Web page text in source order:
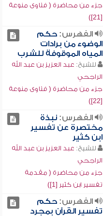
جزء من محاضرة ( فتاوى منوعة
[21])
الفهرس:حكم
الوضوء من برادات
المياه الموقوفة للشرب
للشيخ: عبد العزيز بن عبد الله
الراجحي
جزء من محاضرة ( فتاوى منوعة
[22])
الفهرس:نبذة
مختصرة عن تفسير
ابن كثير
للشيخ: عبد العزيز بن عبد الله
الراجحي
جزء من محاضرة ( مقدمة
تفسير ابن كثير [1])
الفهرس:حكم
تفسير القرآن بمجرد